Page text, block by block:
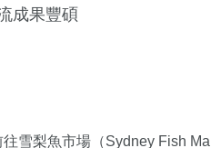
成果豐碩
雪梨魚市場（Sydney Fish